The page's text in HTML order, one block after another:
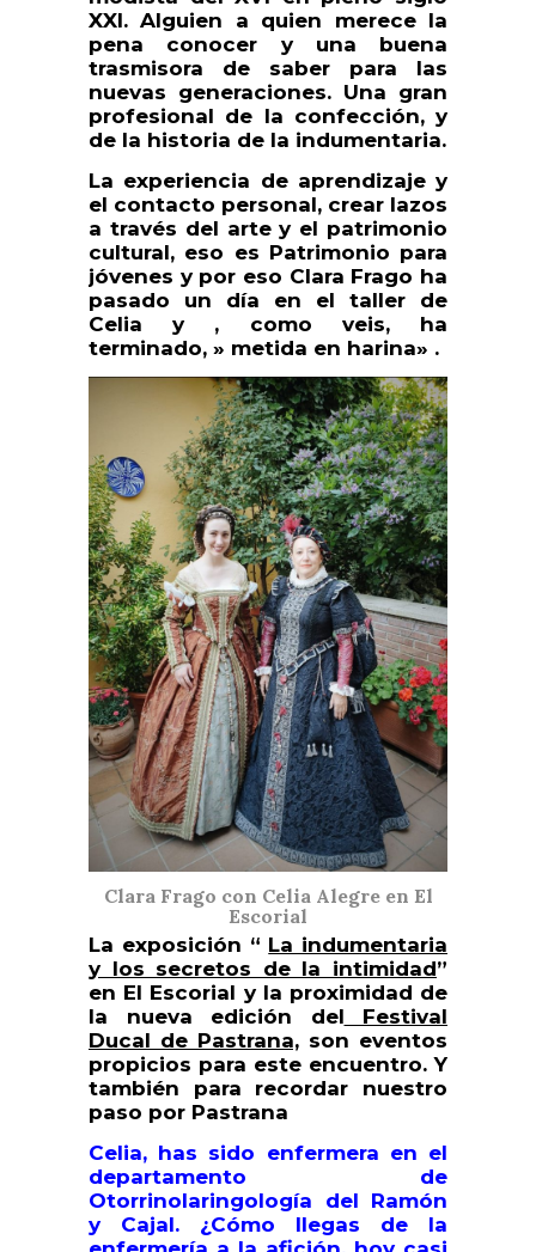
XXI. Alguien a quien merece la
pena conocer y una buena
trasmisora de saber para las
nuevas generaciones. Una gran
profesional de la confección, y
de la historia de la indumentaria.
La experiencia de aprendizaje y
el contacto personal, crear lazos
a través del arte y el patrimonio
cultural, eso es Patrimonio para
jóvenes y por eso Clara Frago ha
pasado un día en el taller de
Celia y , como veis, ha
terminado, » metida en harina» .
Clara Frago con Celia Alegre en El
Escorial
La exposición “ La indumentaria
y los secretos de la intimidad”
en El Escorial y la proximidad de
la nueva edición del Festival
Ducal de Pastrana, son eventos
propicios para este encuentro. Y
también para recordar nuestro
paso por Pastrana
Celia, has sido enfermera en el
departamento de
Otorrinolaringología del Ramón
y Cajal. ¿Cómo llegas de la